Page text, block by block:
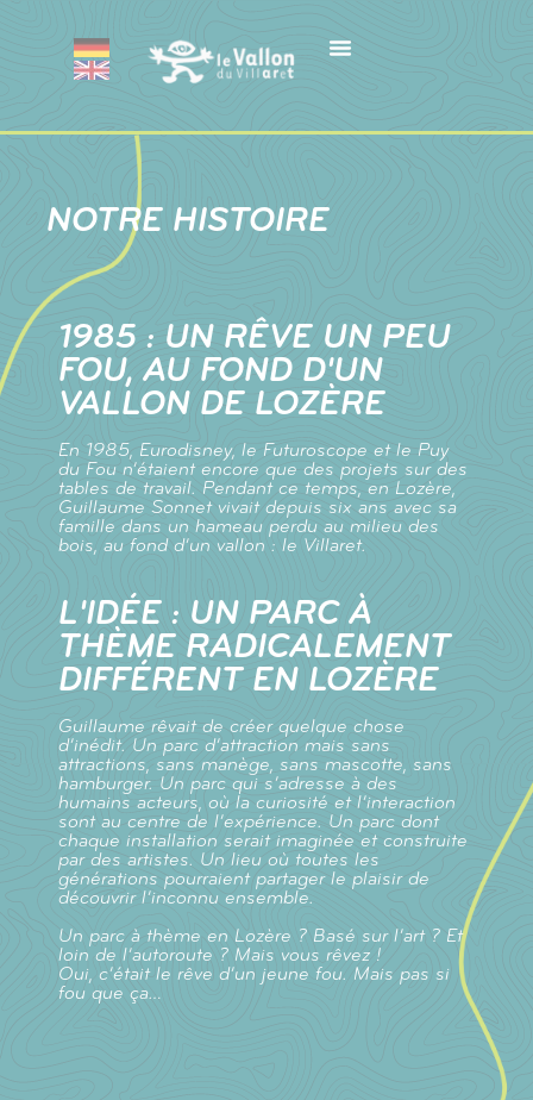
NOTRE HISTOIRE
1985 : UN RÊVE UN PEU
FOU, AU FOND D'UN
VALLON DE LOZÈRE
En 1985, Eurodisney, le Futuroscope et le Puy
du Fou n’étaient encore que des projets sur des
tables de travail. Pendant ce temps, en Lozère,
Guillaume Sonnet vivait depuis six ans avec sa
famille dans un hameau perdu au milieu des
bois, au fond d’un vallon : le Villaret.
L'IDÉE : UN PARC À
THÈME RADICALEMENT
DIFFÉRENT EN LOZÈRE
Guillaume rêvait de créer quelque chose
d’inédit. Un parc d’attraction mais sans
attractions, sans manège, sans mascotte, sans
hamburger. Un parc qui s’adresse à des
humains acteurs, où la curiosité et l’interaction
sont au centre de l’expérience. Un parc dont
chaque installation serait imaginée et construite
par des artistes. Un lieu où toutes les
générations pourraient partager le plaisir de
découvrir l’inconnu ensemble.
Un parc à thème en Lozère ? Basé sur l’art ? Et
loin de l’autoroute ? Mais vous rêvez !
Oui, c’était le rêve d’un jeune fou. Mais pas si
fou que ça…